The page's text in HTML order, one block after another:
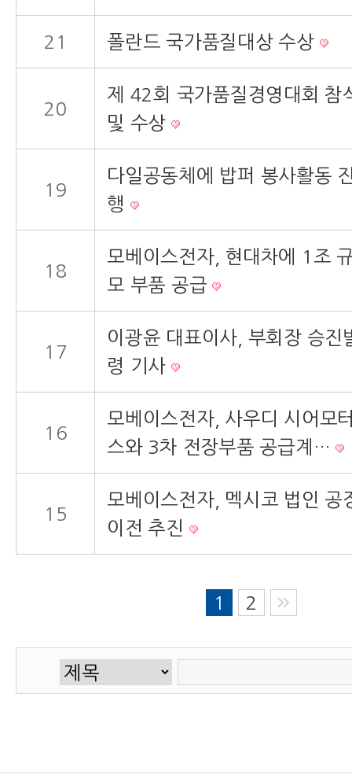
21 폴란드 국가품질대상 수상
20
제 42회 국가품질경영대회 참
및 수상
19
다일공동체에 밥퍼 봉사활동
행
18
모베이스전자, 현대차에 1조
모 부품 공급
17
이광윤 대표이사, 부회장 승진
령 기사
16
모베이스전자, 사우디 시어모
스와 3차 전장부품 공급계…
15
모베이스전자, 멕시코 법인 공
이전 추진
1 2